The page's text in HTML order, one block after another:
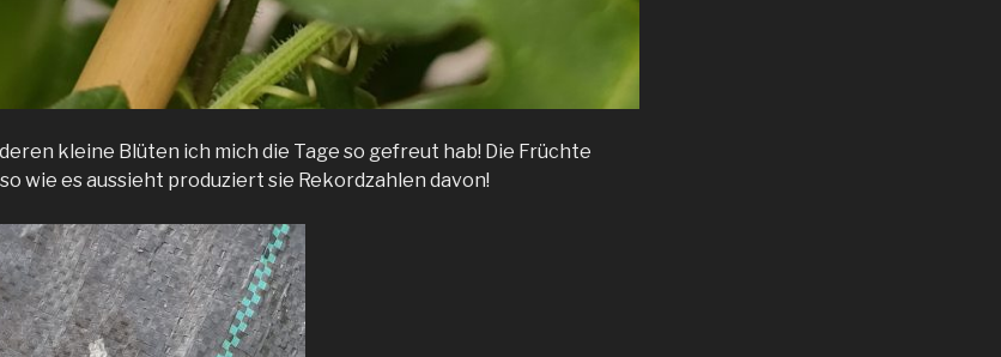
kleine Blüten ich mich die Tage so gefreut hab! Die Früchte
wie es aussieht produziert sie Rekordzahlen davon!